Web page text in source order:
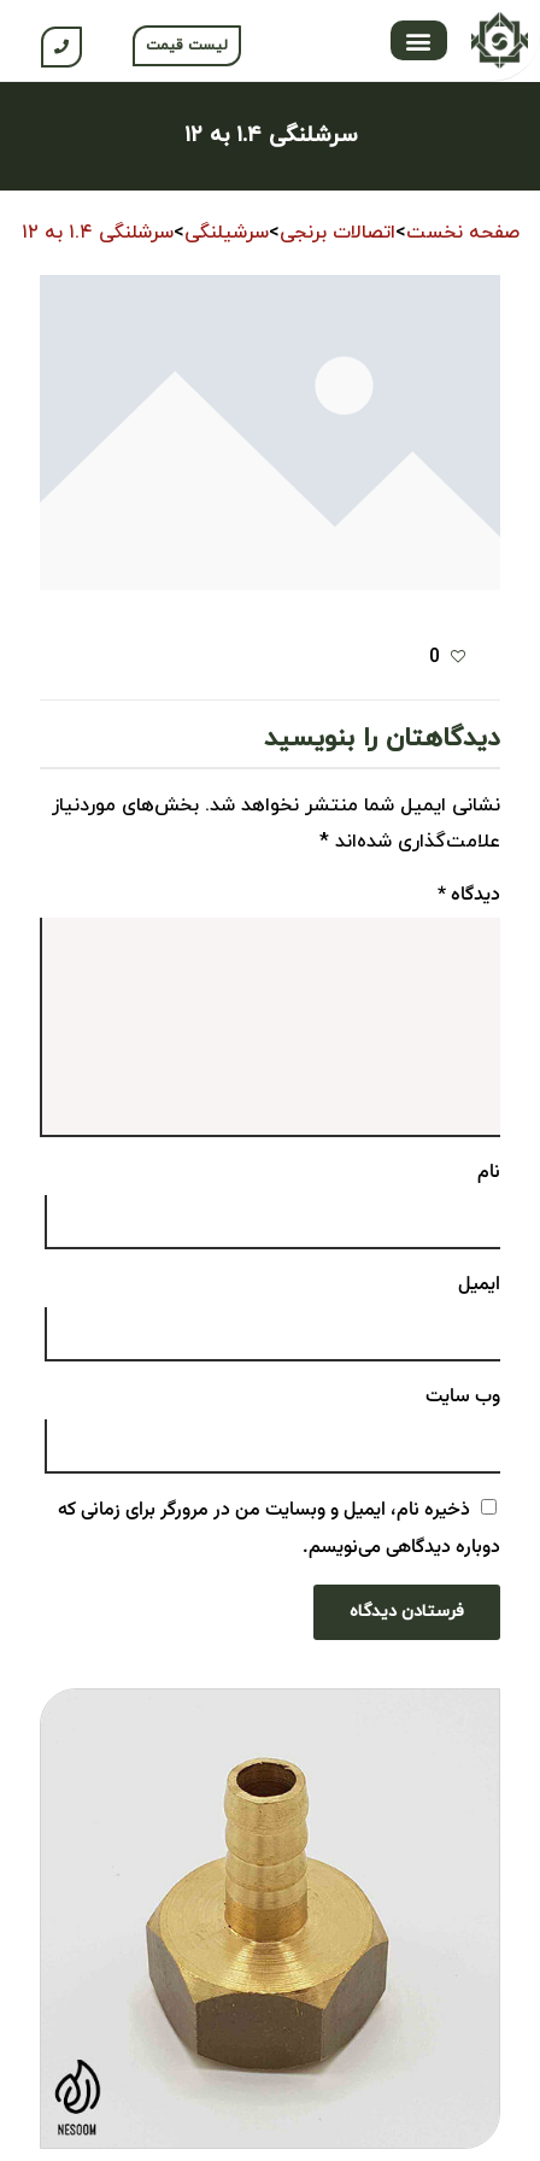
لیست قیمت
سرشلنگی ۱.۴ به ۱۲
صفحه نخست>اتصالات برنجی>سرشیلنگی>سرشلنگی ۱.۴ به ۱۲
0
دیدگاهتان را بنویسید
نشانی ایمیل شما منتشر نخواهد شد. بخش‌های موردنیاز
علامت‌گذاری شده‌اند *
دیدگاه*
نام
ایمیل
وب‌ سایت
ذخیره نام، ایمیل و وبسایت من در مرورگر برای زمانی که
دوباره دیدگاهی می‌نویسم.